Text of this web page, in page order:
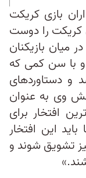
بازی کریکت
کریکت را دوست
میان بازیکنان
او با سن کمی که
و دستاوردهای
وی به عنوان
افتخار برای
این افتخار
تشویق شوند و